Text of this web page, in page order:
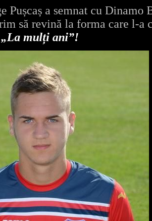
Pușcaș a semnat cu Dinamo
să revină la forma care l-a
„La mulți ani”!